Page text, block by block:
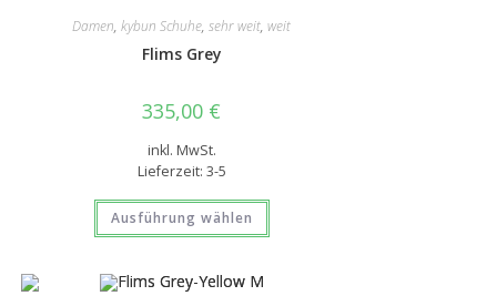
Damen,kybun Schuhe,sehr weit,weit
Flims Grey
335,00 €
inkl. MwSt.
Lieferzeit: 3-5
Ausführung wählen